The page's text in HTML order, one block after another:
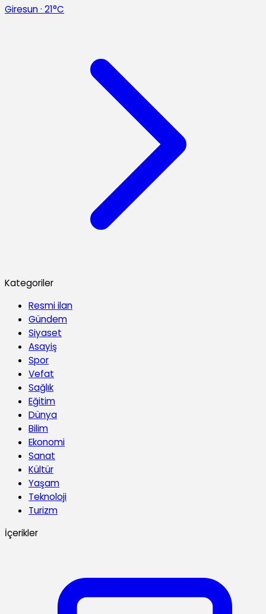
Giresun· 21°C
Kategoriler
Resmi ilan
Gündem
Siyaset
Asayiş
Spor
Vefat
Sağlık
Eğitim
Dünya
Bilim
Ekonomi
Sanat
Kültür
Yaşam
Teknoloji
Turizm
İçerikler